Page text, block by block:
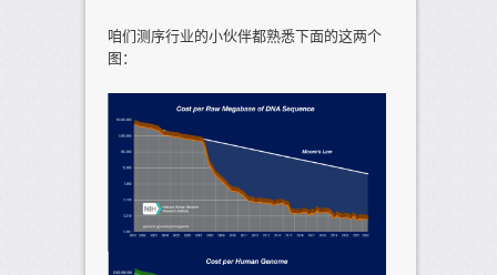
咱们测序行业的小伙伴都熟悉下面的这两个
图：